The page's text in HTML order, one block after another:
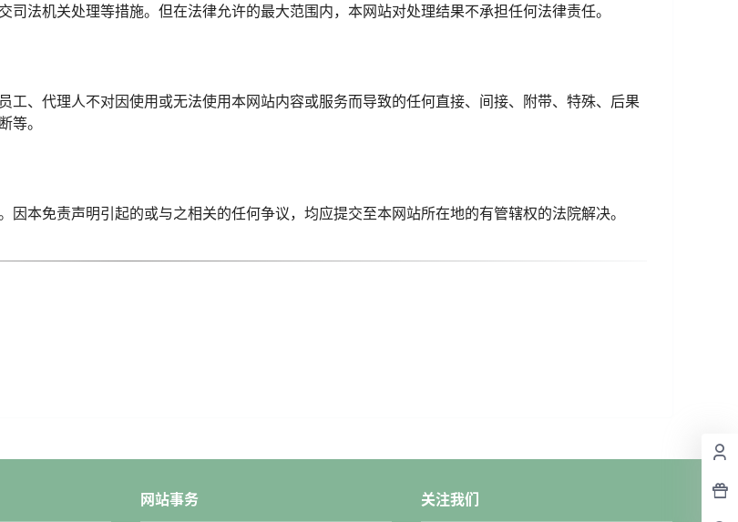
法机关处理等措施。但在法律允许的最大范围内，本网站对处理结果不承担任何法律责任。
、代理人不对因使用或无法使用本网站内容或服务而导致的任何直接、间接、附带、特殊、后果
等。
本免责声明引起的或与之相关的任何争议，均应提交至本网站所在地的有管辖权的法院解决。
网站事务 关注我们